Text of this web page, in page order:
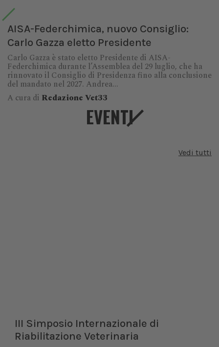
AISA-Federchimica, nuovo Consiglio:
Carlo Gazza eletto Presidente
Carlo Gazza è stato eletto Presidente di AISA-
Federchimica durante l’Assemblea del 29 luglio, che ha
rinnovato il Consiglio di Presidenza fino alla conclusione
del mandato nel 2027. Andrea...
A cura di Redazione Vet33
EVENTI
Vedi tutti
III Simposio Internazionale di
Riabilitazione Veterinaria